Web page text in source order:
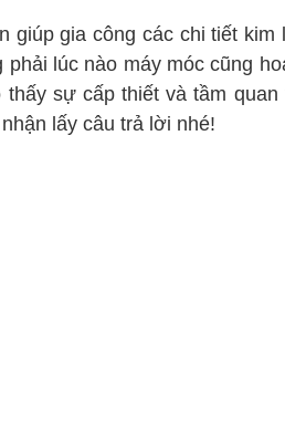
gia công các chi tiết kim
phải lúc nào máy móc cũng
thấy sự cấp thiết và tầm
lấy câu trả lời nhé!